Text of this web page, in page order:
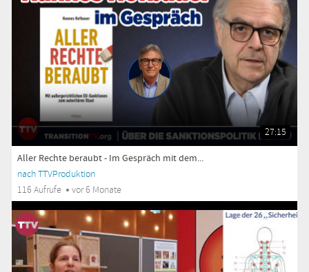
27:15
Aller Rechte beraubt - Im Gespräch mit dem...
nach TTVProduktion
116 Aufrufe
vor 6 Monate